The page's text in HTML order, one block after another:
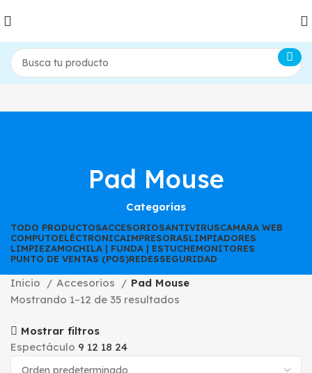
Pad Mouse
Categorías
TODO PRODUCTOSACCESORIOSANTIVIRUSCAMARA WEB
COMPUTOELÉCTRONICAIMPRESORASLIMPIADORES
LIMPIEZAMOCHILA | FUNDA | ESTUCHEMONITORES
PUNTO DE VENTAS (POS)REDESSEGURIDAD
Inicio Accesorios
Pad Mouse
Mostrando 1–12 de 35 resultados
Mostrar filtros
Espectáculo 9 12 18 24